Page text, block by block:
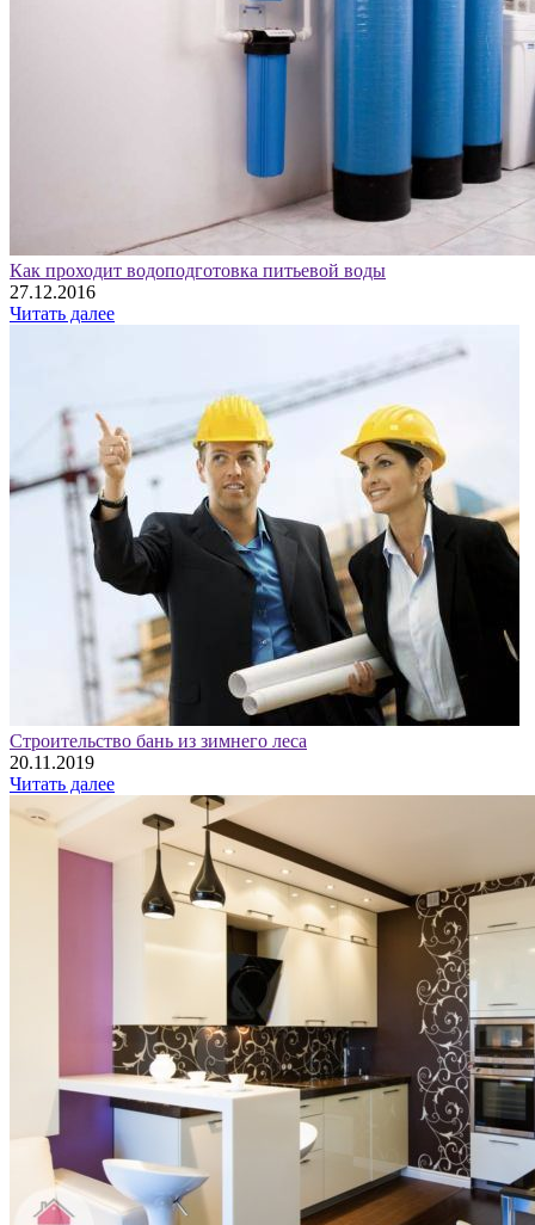
Как проходит водоподготовка питьевой воды
27.12.2016
Читать далее
Строительство бань из зимнего леса
20.11.2019
Читать далее